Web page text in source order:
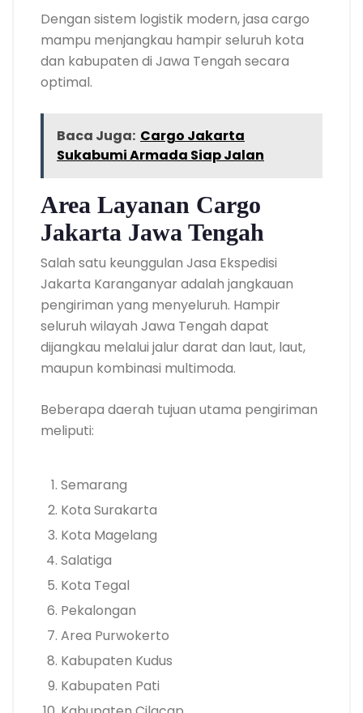
Dengan sistem logistik modern, jasa cargo
mampu menjangkau hampir seluruh kota
dan kabupaten di Jawa Tengah secara
optimal.
Baca Juga: Cargo Jakarta
Sukabumi Armada Siap Jalan
Area Layanan Cargo
Jakarta Jawa Tengah
Salah satu keunggulan Jasa Ekspedisi
Jakarta Karanganyar adalah jangkauan
pengiriman yang menyeluruh. Hampir
seluruh wilayah Jawa Tengah dapat
dijangkau melalui jalur darat dan laut, laut,
maupun kombinasi multimoda.
Beberapa daerah tujuan utama pengiriman
meliputi:
Semarang
Kota Surakarta
Kota Magelang
Salatiga
Kota Tegal
Pekalongan
Area Purwokerto
Kabupaten Kudus
Kabupaten Pati